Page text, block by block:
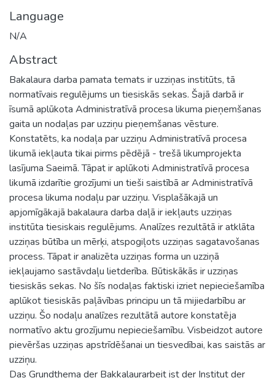
Language
N/A
Abstract
Bakalaura darba pamata temats ir uzziņas institūts, tā
normatīvais regulējums un tiesiskās sekas. Šajā darbā ir
īsumā aplūkota Administratīvā procesa likuma pieņemšanas
gaita un nodaļas par uzziņu pieņemšanas vēsture.
Konstatēts, ka nodaļa par uzziņu Administratīvā procesa
likumā iekļauta tikai pirms pēdējā - trešā likumprojekta
lasījuma Saeimā. Tāpat ir aplūkoti Administratīvā procesa
likumā izdarītie grozījumi un tieši saistībā ar Administratīvā
procesa likuma nodaļu par uzziņu. Visplašākajā un
apjomīgākajā bakalaura darba daļā ir iekļauts uzziņas
institūta tiesiskais regulējums. Analīzes rezultātā ir atklāta
uzziņas būtība un mērķi, atspogiļots uzziņas sagatavošanas
process. Tāpat ir analizēta uzziņas forma un uzziņā
iekļaujamo sastāvdaļu lietderība. Būtiskākās ir uzziņas
tiesiskās sekas. No šīs nodaļas faktiski izriet nepieciešamība
aplūkot tiesiskās paļāvības principu un tā mijiedarbību ar
uzziņu. Šo nodaļu analīzes rezultātā autore konstatēja
normatīvo aktu grozījumu nepieciešamību. Visbeidzot autore
pievēršas uzziņas apstrīdēšanai un tiesvedībai, kas saistās ar
uzziņu.
Das Grundthema der Bakkalaurarbeit ist der Institut der